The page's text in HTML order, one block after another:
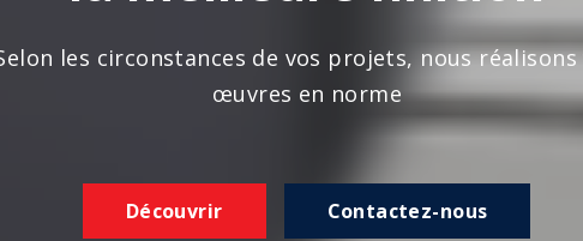
les circonstances de vos projets, nous réalisons vos
œuvres en norme
Découvrir Contactez-nous